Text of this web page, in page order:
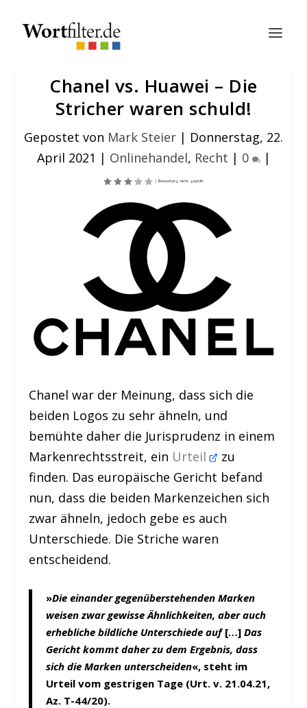
Chanel vs. Huawei – Die
Stricher waren schuld!
Gepostet von Mark Steier | Donnerstag, 22.
April 2021 | Onlinehandel, Recht | 0 |
Chanel war der Meinung, dass sich die
beiden Logos zu sehr ähneln, und
bemühte daher die Jurisprudenz in einem
Markenrechtsstreit, ein Urteil
zu
finden. Das europäische Gericht befand
nun, dass die beiden Markenzeichen sich
zwar ähneln, jedoch gebe es auch
Unterschiede. Die Striche waren
entscheidend.
»Die einander gegenüberstehenden Marken
weisen zwar gewisse Ähnlichkeiten, aber auch
erhebliche bildliche Unterschiede auf[…]Das
Gericht kommt daher zu dem Ergebnis, dass
sich die Marken unterscheiden«, steht im
Urteil vom gestrigen Tage (Urt. v. 21.04.21,
Az. T-44/20).